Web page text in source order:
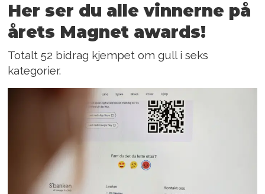
Her ser du alle vinnerne på
årets Magnet awards!
Totalt 52 bidrag kjempet om gull i seks
kategorier.